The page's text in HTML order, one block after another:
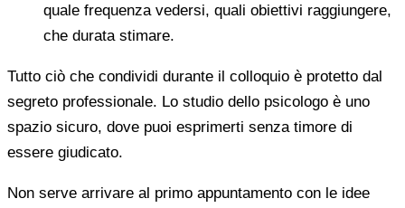
quale frequenza vedersi, quali obiettivi raggiungere,
che durata stimare.
Tutto ciò che condividi durante il colloquio è protetto dal
segreto professionale. Lo studio dello psicologo è uno
spazio sicuro, dove puoi esprimerti senza timore di
essere giudicato.
Non serve arrivare al primo appuntamento con le idee